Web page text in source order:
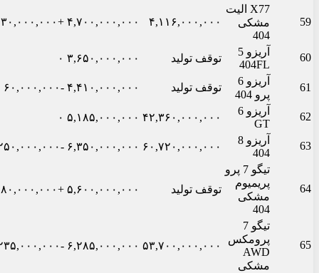
59
X77 الیت
مشکی
404
۴,۱۱۶,۰۰۰,۰۰۰ ۴,۷۰۰,۰۰۰,۰۰۰ +۳۰,۰۰۰,۰۰۰
60
آریزو 5
404FL
توقف تولید ۳,۶۵۰,۰۰۰,۰۰۰ ۰
61
آریزو 6
پرو 404
توقف تولید ۴,۴۱۰,۰۰۰,۰۰۰ -۶۰,۰۰۰,۰۰۰
62
آریزو 6
GT
۴۲,۳۶۰,۰۰۰,۰۰۰ ۵,۱۸۵,۰۰۰,۰۰۰ ۰
63
آریزو 8
404
۶۰,۷۲۰,۰۰۰,۰۰۰ ۶,۳۵۰,۰۰۰,۰۰۰ -۲۵۰,۰۰۰,۰۰۰
64
تیگو 7 پرو
پریمیوم
مشکی
404
توقف تولید ۵,۶۰۰,۰۰۰,۰۰۰ +۱۸۰,۰۰۰,۰۰۰
65
تیگو 7
پرومکس
AWD
مشکی
۵۳,۷۰۰,۰۰۰,۰۰۰ ۶,۲۸۵,۰۰۰,۰۰۰ -۲۳۵,۰۰۰,۰۰۰